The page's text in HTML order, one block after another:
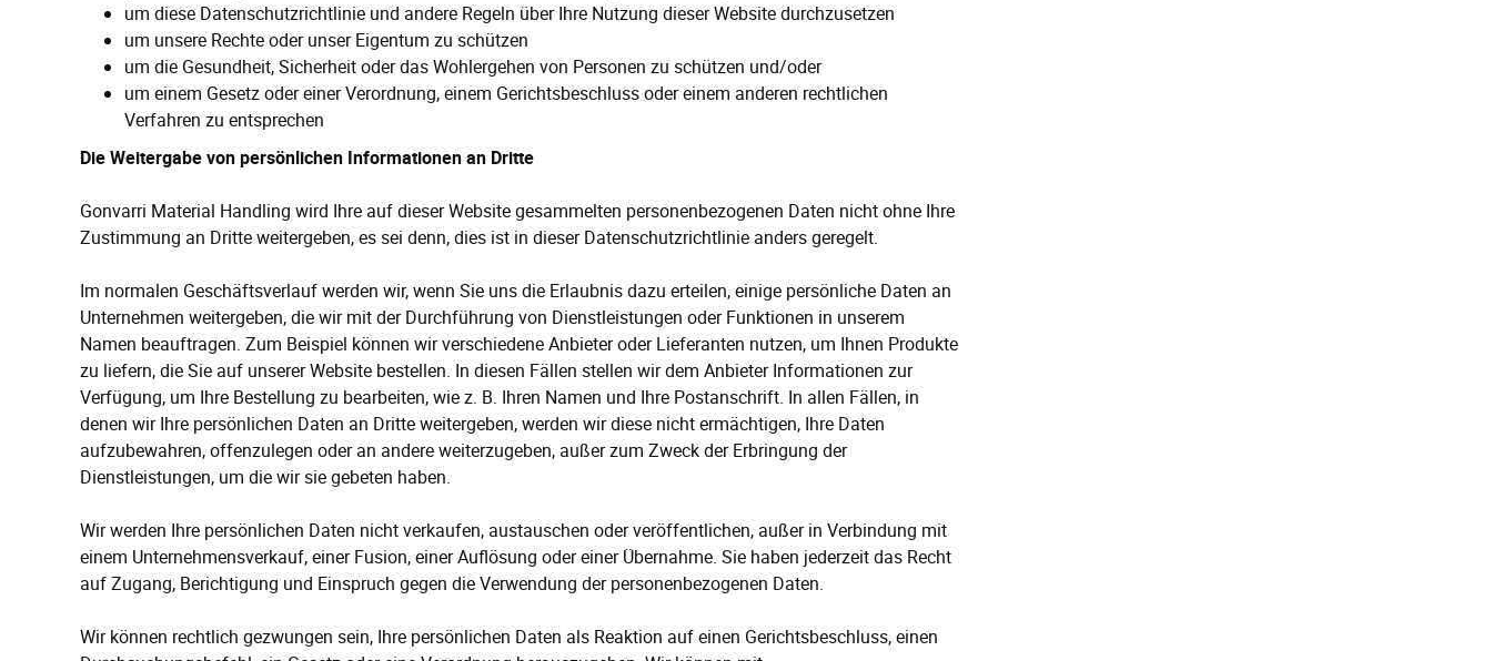
um diese Datenschutzrichtlinie und andere Regeln über Ihre Nutzung dieser Website durchzusetzen
um unsere Rechte oder unser Eigentum zu schützen
um die Gesundheit, Sicherheit oder das Wohlergehen von Personen zu schützen und/oder
um einem Gesetz oder einer Verordnung, einem Gerichtsbeschluss oder einem anderen rechtlichen
Verfahren zu entsprechen
Die Weitergabe von persönlichen Informationen an Dritte
Gonvarri Material Handling wird Ihre auf dieser Website gesammelten personenbezogenen Daten nicht ohne Ihre
Zustimmung an Dritte weitergeben, es sei denn, dies ist in dieser Datenschutzrichtlinie anders geregelt.
Im normalen Geschäftsverlauf werden wir, wenn Sie uns die Erlaubnis dazu erteilen, einige persönliche Daten an
Unternehmen weitergeben, die wir mit der Durchführung von Dienstleistungen oder Funktionen in unserem
Namen beauftragen. Zum Beispiel können wir verschiedene Anbieter oder Lieferanten nutzen, um Ihnen Produkte
zu liefern, die Sie auf unserer Website bestellen. In diesen Fällen stellen wir dem Anbieter Informationen zur
Verfügung, um Ihre Bestellung zu bearbeiten, wie z. B. Ihren Namen und Ihre Postanschrift. In allen Fällen, in
denen wir Ihre persönlichen Daten an Dritte weitergeben, werden wir diese nicht ermächtigen, Ihre Daten
aufzubewahren, offenzulegen oder an andere weiterzugeben, außer zum Zweck der Erbringung der
Dienstleistungen, um die wir sie gebeten haben.
Wir werden Ihre persönlichen Daten nicht verkaufen, austauschen oder veröffentlichen, außer in Verbindung mit
einem Unternehmensverkauf, einer Fusion, einer Auflösung oder einer Übernahme. Sie haben jederzeit das Recht
auf Zugang, Berichtigung und Einspruch gegen die Verwendung der personenbezogenen Daten.
Wir können rechtlich gezwungen sein, Ihre persönlichen Daten als Reaktion auf einen Gerichtsbeschluss, einen